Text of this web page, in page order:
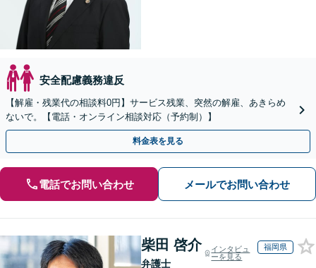
安全配慮義務違反
【解雇・残業代の相談料0円】サービス残業、突然の解雇、あきらめ
ないで。【電話・オンライン相談対応（予約制）】
料金表を見る
電話でお問い合わせ メールでお問い合わせ
柴田 啓介
弁護士
インタビュ
ーを見る
福岡県